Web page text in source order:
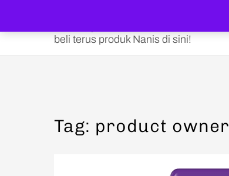
beli terus produk Nanis di sini!
Tag: product owner